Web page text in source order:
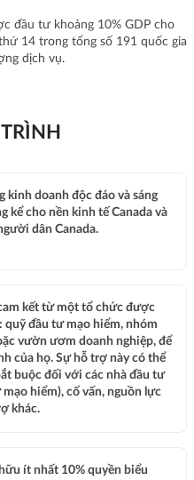
đầu tư khoảng 10% GDP cho
14 trong tổng số 191 quốc gia
dịch vụ.
kinh doanh độc đáo và sáng
kể cho nền kinh tế Canada và
dân Canada.
kết từ một tổ chức được
quỹ đầu tư mạo hiểm, nhóm
vườn ươm doanh nghiệp, để
của họ. Sự hỗ trợ này có thể
buộc đối với các nhà đầu tư
hiểm), cố vấn, nguồn lực
khác.
ít nhất 10% quyền biểu